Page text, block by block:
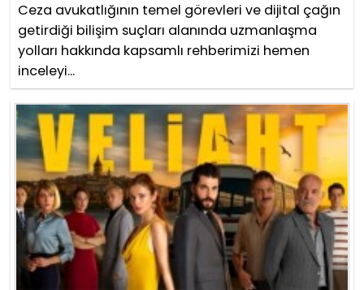
Ceza avukatlığının temel görevleri ve dijital çağın
getirdiği bilişim suçları alanında uzmanlaşma
yolları hakkında kapsamlı rehberimizi hemen
inceleyi...